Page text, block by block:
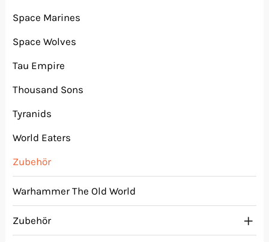
Space Marines
Space Wolves
Tau Empire
Thousand Sons
Tyranids
World Eaters
Zubehör
Warhammer The Old World
Zubehör